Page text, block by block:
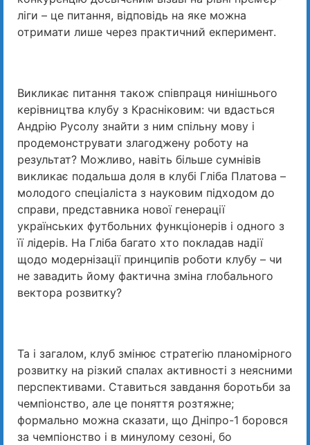
ліги – це питання, відповідь на яке можна
отримати лише через практичний екперимент.
Викликає питання також співпраця нинішнього
керівництва клубу з Красніковим: чи вдасться
Андрію Русолу знайти з ним спільну мову і
продемонструвати злагоджену роботу на
результат? Можливо, навіть більше сумнівів
викликає подальша доля в клубі Гліба Платова –
молодого спеціаліста з науковим підходом до
справи, представника нової генерації
українських футбольних функціонерів і одного з
її лідерів. На Гліба багато хто покладав надії
щодо модернізації принципів роботи клубу – чи
не завадить йому фактична зміна глобального
вектора розвитку?
Та і загалом, клуб змінює стратегію планомірного
розвитку на різкий спалах активності з неясними
перспективами. Ставиться завдання боротьби за
чемпіонство, але це поняття розтяжне;
формально можна сказати, що Дніпро-1 боровся
за чемпіонство і в минулому сезоні, бо